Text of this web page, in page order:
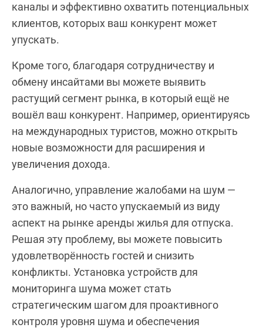
каналы и эффективно охватить потенциальных
клиентов, которых ваш конкурент может
упускать.
Кроме того, благодаря сотрудничеству и
обмену инсайтами вы можете выявить
растущий сегмент рынка, в который ещё не
вошёл ваш конкурент. Например, ориентируясь
на международных туристов, можно открыть
новые возможности для расширения и
увеличения дохода.
Аналогично, управление жалобами на шум —
это важный, но часто упускаемый из виду
аспект на рынке аренды жилья для отпуска.
Решая эту проблему, вы можете повысить
удовлетворённость гостей и снизить
конфликты. Установка устройств для
мониторинга шума может стать
стратегическим шагом для проактивного
контроля уровня шума и обеспечения